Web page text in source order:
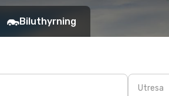
Biluthyrning
Utresa